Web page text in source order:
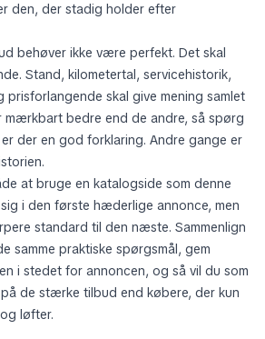
den, der stadig holder efter
behøver ikke være perfekt. Det skal
Stand, kilometertal, servicehistorik,
skal give mening samlet
mærkbart bedre end de andre, så spørg
der en god forklaring. Andre gange er
at bruge en katalogside som denne
i den første hæderlige annonce, men
standard til den næste. Sammenlign
samme praktiske spørgsmål, gem
i stedet for annoncen, og så vil du som
de stærke tilbud end købere, der kun
løfter.